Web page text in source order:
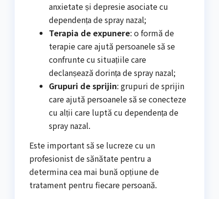
anxietate și depresie asociate cu
dependența de spray nazal;
Terapia de expunere: o formă de
terapie care ajută persoanele să se
confrunte cu situațiile care
declanșează dorința de spray nazal;
Grupuri de sprijin: grupuri de sprijin
care ajută persoanele să se conecteze
cu alții care luptă cu dependența de
spray nazal.
Este important să se lucreze cu un
profesionist de sănătate pentru a
determina cea mai bună opțiune de
tratament pentru fiecare persoană.